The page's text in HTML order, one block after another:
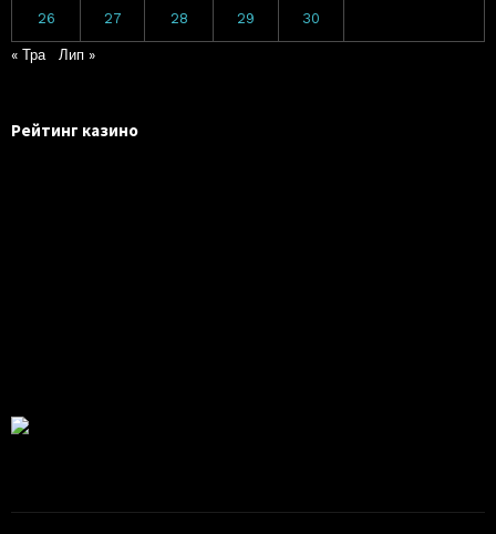
26 27 28 29 30
« Тра Лип »
Рейтинг казино